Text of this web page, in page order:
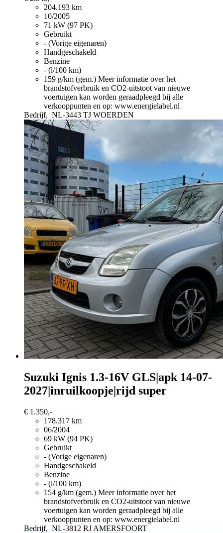
204.193 km
10/2005
71 kW (97 PK)
Gebruikt
- (Vorige eigenaren)
Handgeschakeld
Benzine
- (l/100 km)
159 g/km (gem.) Meer informatie over het
brandstofverbruik en CO2-uitstoot van nieuwe
voertuigen kan worden geraadpleegd bij alle
verkooppunten en op: www.energielabel.nl
Bedrijf, NL-3443 TJ WOERDEN
Suzuki Ignis 1.3-16V GLS|apk 14-07-
2027|inruilkoopje|rijd super
€ 1.350,-
178.317 km
06/2004
69 kW (94 PK)
Gebruikt
- (Vorige eigenaren)
Handgeschakeld
Benzine
- (l/100 km)
154 g/km (gem.) Meer informatie over het
brandstofverbruik en CO2-uitstoot van nieuwe
voertuigen kan worden geraadpleegd bij alle
verkooppunten en op: www.energielabel.nl
Bedrijf, NL-3812 RJ AMERSFOORT